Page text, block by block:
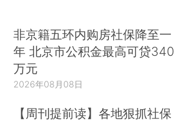
非京籍五环内购房社保降至一
年 北京市公积金最高可贷340
万元
2026年08月08日
【周刊提前读】各地狠抓社保